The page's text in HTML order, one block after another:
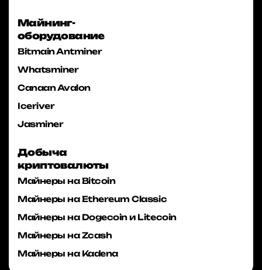
Майнинг-
оборудование
Bitmain Antminer
Whatsminer
Canaan Avalon
Iceriver
Jasminer
Добыча
криптовалюты
Майнеры на Bitcoin
Майнеры на Ethereum Classic
Майнеры на Dogecoin и Litecoin
Майнеры на Zcash
Майнеры на Kadena